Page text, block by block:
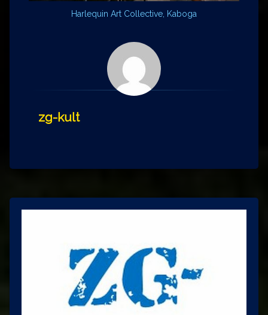
Harlequin Art Collective, Kaboga
zg-kult